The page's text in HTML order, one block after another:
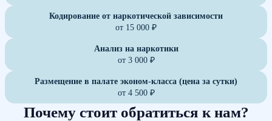
Кодирование от наркотической зависимости
от 15 000 ₽
Анализ на наркотики
от 3 000 ₽
Размещение в палате эконом-класса (цена за сутки)
от 4 500 ₽
Почему стоит обратиться к нам?